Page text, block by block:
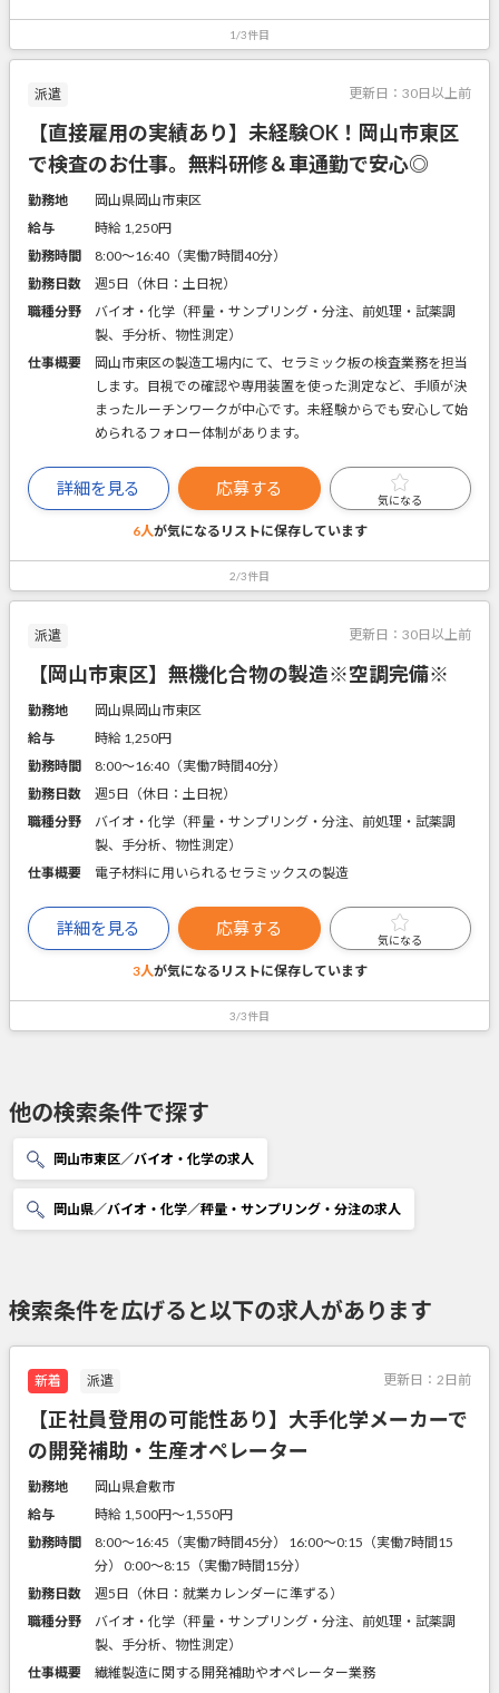
1/3件目
派遣 更新日： 30日以上前
【直接雇用の実績あり】未経験OK！岡山市東区
で検査のお仕事。無料研修＆車通勤で安心◎
勤務地
岡山県岡山市東区
給与
時給 1,250円
勤務時間
8:00～16:40（実働7時間40分）
勤務日数
週5日（休日：土日祝）
職種分野
バイオ・化学（秤量・サンプリング・分注、前処理・試薬調
製、手分析、物性測定）
仕事概要
岡山市東区の製造工場内にて、セラミック板の検査業務を担当
します。目視での確認や専用装置を使った測定など、手順が決
まったルーチンワークが中心です。未経験からでも安心して始
められるフォロー体制があります。
詳細を見る 応募する
気になる
6人が気になるリストに保存しています
2/3件目
派遣 更新日： 30日以上前
【岡山市東区】無機化合物の製造※空調完備※
勤務地
岡山県岡山市東区
給与
時給 1,250円
勤務時間
8:00～16:40（実働7時間40分）
勤務日数
週5日（休日：土日祝）
職種分野
バイオ・化学（秤量・サンプリング・分注、前処理・試薬調
製、手分析、物性測定）
仕事概要
電子材料に用いられるセラミックスの製造
詳細を見る 応募する
気になる
3人が気になるリストに保存しています
3/3件目
他の検索条件で探す
岡山市東区／バイオ・化学の求人
岡山県／バイオ・化学／秤量・サンプリング・分注の求人
検索条件を広げると以下の求人があります
新着 派遣 更新日： 2日前
【正社員登用の可能性あり】大手化学メーカーで
の開発補助・生産オペレーター
勤務地
岡山県倉敷市
給与
時給 1,500円〜1,550円
勤務時間
8:00～16:45（実働7時間45分） 16:00～0:15（実働7時間15
分） 0:00～8:15（実働7時間15分）
勤務日数
週5日（休日：就業カレンダーに準ずる）
職種分野
バイオ・化学（秤量・サンプリング・分注、前処理・試薬調
製、手分析、物性測定）
仕事概要
繊維製造に関する開発補助やオペレーター業務